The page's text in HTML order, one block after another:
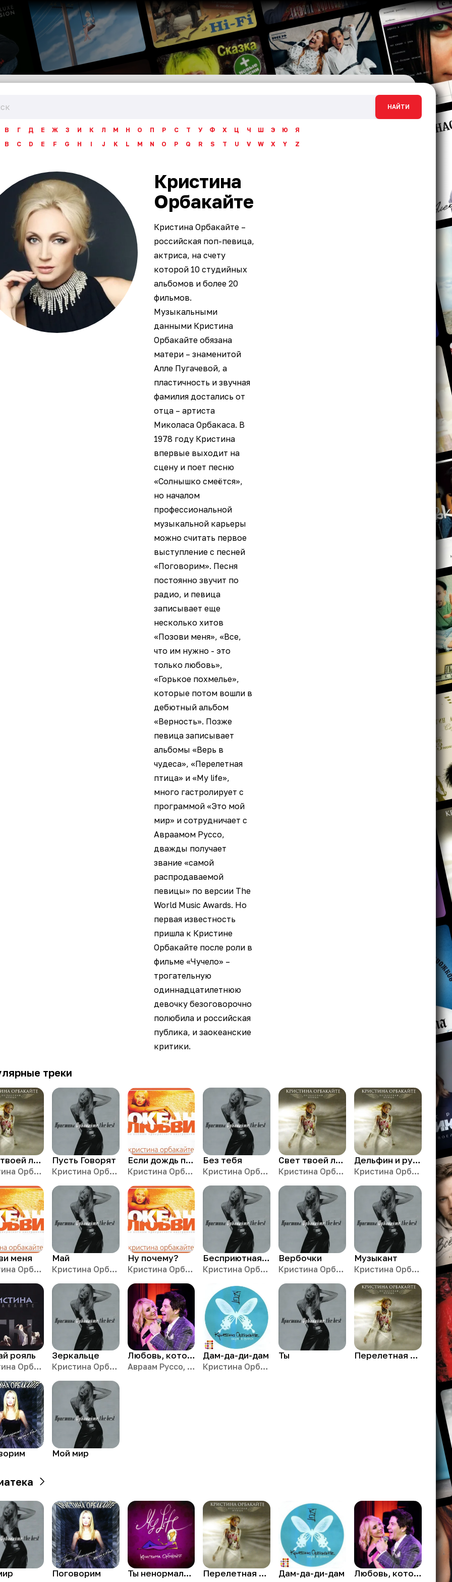
НАЙТИ
В Г Д Е Ж З И К Л М Н О П Р С Т У Ф Х Ц Ч Ш Э Ю
Я
B
C D E F G H I J K L M N O P Q R S T U V W X Y Z
Кристина
Орбакайте
Кристина Орбакайте –
российская поп-певица,
актриса, на счету
которой 10 студийных
альбомов и более 20
фильмов.
Музыкальными
данными Кристина
Орбакайте обязана
матери – знаменитой
Алле Пугачевой, а
пластичность и звучная
фамилия достались от
отца – артиста
Миколаса Орбакаса. В
1978 году Кристина
впервые выходит на
сцену и поет песню
«Солнышко смеётся»,
но началом
профессиональной
музыкальной карьеры
можно считать первое
выступление с песней
«Поговорим». Песня
постоянно звучит по
радио, и певица
записывает еще
несколько хитов
«Позови меня», «Все,
что им нужно - это
только любовь»,
«Горькое похмелье»,
которые потом вошли в
дебютный альбом
«Верность». Позже
певица записывает
альбомы «Верь в
чудеса», «Перелетная
птица» и «My life»,
много гастролирует с
программой «Это мой
мир» и сотрудничает с
Авраамом Руссо,
дважды получает
звание «самой
распродаваемой
певицы» по версии The
World Music Awards. Но
первая известность
пришла к Кристине
Орбакайте после роли в
фильме «Чучело» –
трогательную
одиннадцатилетнюю
девочку безоговорочно
полюбила и российская
публика, и заокеанские
критики.
треки
Свет твоей любви (Remix)
Кристина Орбакайте
Пусть Говорят
Кристина Орбакайте
Если дождь по стеклу
Кристина Орбакайте
Без тебя
Кристина Орбакайте
Свет твоей любви
Кристина Орбакайте
Дельфин и русалка
Кристина Орбакайте
меня
Кристина Орбакайте
Май
Кристина Орбакайте
Ну почему?
Кристина Орбакайте
Бесприютная душа
Кристина Орбакайте
Вербочки
Кристина Орбакайте
Музыкант
Кристина Орбакайте
рояль
Кристина Орбакайте
Зеркальце
Кристина Орбакайте
Любовь, которой больше нет
Авраам Руссо, Кристина Орбакайте
Дам-да-ди-дам
Кристина Орбакайте
Ты Перелетная птица
Мой мир
Поговорим Ты ненормальный Перелетная птица Дам-да-ди-дам Любовь, которой больше нет